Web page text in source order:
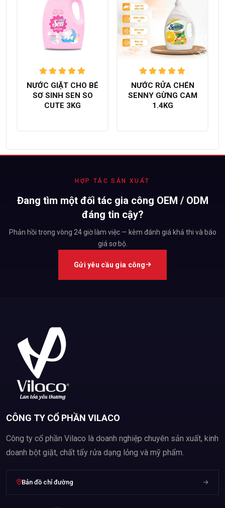
Được xếp
hạng5.00
trên 5
NƯỚC GIẶT CHO BÉ
SƠ SINH SEN SO
CUTE 3KG
Được xếp
hạng5.00
trên 5
NƯỚC RỬA CHÉN
SENNY GỪNG CAM
1.4KG
HỢP TÁC SẢN XUẤT
Đang tìm một đối tác gia công OEM / ODM
đáng tin cậy?
Phản hồi trong vòng 24 giờ làm việc — kèm đánh giá khả thi và báo
giá sơ bộ.
Gửi yêu cầu gia công
CÔNG TY CỔ PHẦN VILACO
Công ty cổ phần Vilaco là doanh nghiệp chuyên sản xuất, kinh
doanh bột giặt, chất tẩy rửa dạng lỏng và mỹ phẩm.
Bản đồ chỉ đường